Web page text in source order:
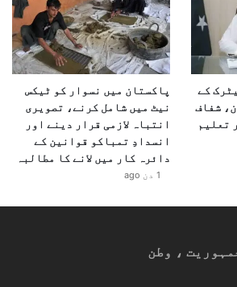
کے
شفاف
تعلیم
پاکستان میں نسوار کو ٹیکس
نیٹ میں شامل کرنے، تصویری
انتباہ لازمی قرار دینے اور
انسدادِ تمباکو قوانین کے
دائرہ کار میں لانے کا مطالبہ
1 دن ago
، وطن